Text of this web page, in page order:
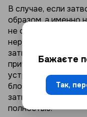
В случае, если
образом, а именно
не открывается без
затвор следует
причину
устройства и
блокирующая
затвора не
полностью.
Бажаєте
Так,